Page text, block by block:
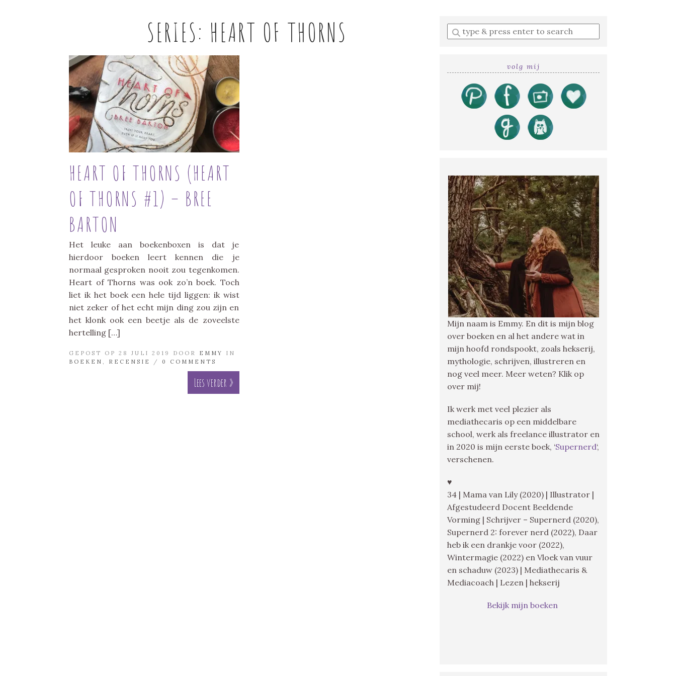
SERIES: HEART OF THORNS
HEART OF THORNS (HEART
OF THORNS #1) – BREE
BARTON
Het leuke aan boekenboxen is dat je
hierdoor boeken leert kennen die je
normaal gesproken nooit zou tegenkomen.
Heart of Thorns was ook zo’n boek. Toch
liet ik het boek een hele tijd liggen: ik wist
niet zeker of het echt mijn ding zou zijn en
het klonk ook een beetje als de zoveelste
hertelling […]
GEPOST OP 28 JULI 2019 DOOR EMMY
IN
BOEKEN , RECENSIE / 0 COMMENTS
Lees verder »
Enter
a
volg mij
Mijn naam is Emmy. En dit is mijn blog
over boeken en al het andere wat in
mijn hoofd rondspookt, zoals hekserij,
mythologie, schrijven, illustreren en
nog veel meer. Meer weten? Klik op
over mij!
Ik werk met veel plezier als
mediathecaris op een middelbare
school, werk als freelance illustrator en
in 2020 is mijn eerste boek, ‘Supernerd‘,
verschenen.
♥
34 | Mama van Lily (2020) | Illustrator |
Afgestudeerd Docent Beeldende
Vorming | Schrijver – Supernerd (2020),
Supernerd 2: forever nerd (2022), Daar
heb ik een drankje voor (2022),
Wintermagie (2022) en Vloek van vuur
en schaduw (2023) | Mediathecaris &
Mediacoach | Lezen | hekserij
Bekijk mijn boeken